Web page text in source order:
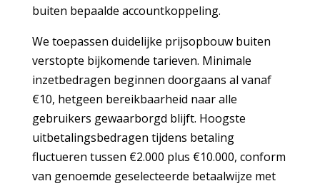
buiten bepaalde accountkoppeling.
We toepassen duidelijke prijsopbouw buiten
verstopte bijkomende tarieven. Minimale
inzetbedragen beginnen doorgaans al vanaf
€10, hetgeen bereikbaarheid naar alle
gebruikers gewaarborgd blijft. Hoogste
uitbetalingsbedragen tijdens betaling
fluctueren tussen €2.000 plus €10.000, conform
van genoemde geselecteerde betaalwijze met